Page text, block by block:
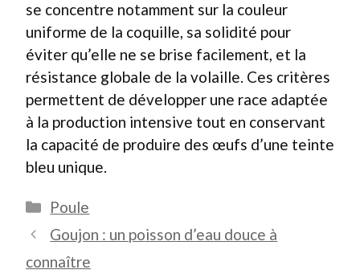
se concentre notamment sur la couleur
uniforme de la coquille, sa solidité pour
éviter qu’elle ne se brise facilement, et la
résistance globale de la volaille. Ces critères
permettent de développer une race adaptée
à la production intensive tout en conservant
la capacité de produire des œufs d’une teinte
bleu unique.
Catégories
Poule
Goujon : un poisson d’eau douce à
connaître